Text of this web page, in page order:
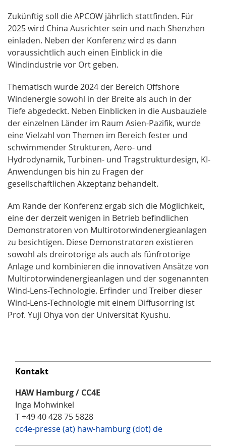
Zukünftig soll die APCOW jährlich stattfinden. Für
2025 wird China Ausrichter sein und nach Shenzhen
einladen. Neben der Konferenz wird es dann
voraussichtlich auch einen Einblick in die
Windindustrie vor Ort geben.
Thematisch wurde 2024 der Bereich Offshore
Windenergie sowohl in der Breite als auch in der
Tiefe abgedeckt. Neben Einblicken in die Ausbauziele
der einzelnen Länder im Raum Asien-Pazifik, wurde
eine Vielzahl von Themen im Bereich fester und
schwimmender Strukturen, Aero- und
Hydrodynamik, Turbinen- und Tragstrukturdesign, KI-
Anwendungen bis hin zu Fragen der
gesellschaftlichen Akzeptanz behandelt.
Am Rande der Konferenz ergab sich die Möglichkeit,
eine der derzeit wenigen in Betrieb befindlichen
Demonstratoren von Multirotorwindenergieanlagen
zu besichtigen. Diese Demonstratoren existieren
sowohl als dreirotorige als auch als fünfrotorige
Anlage und kombinieren die innovativen Ansätze von
Multirotorwindenergieanlagen und der sogenannten
Wind-Lens-Technologie. Erfinder und Treiber dieser
Wind-Lens-Technologie mit einem Diffusorring ist
Prof. Yuji Ohya von der Universität Kyushu.
Kontakt
HAW Hamburg / CC4E
Inga Mohwinkel
T +49 40 428 75 5828
cc4e-presse (at) haw-hamburg (dot) de